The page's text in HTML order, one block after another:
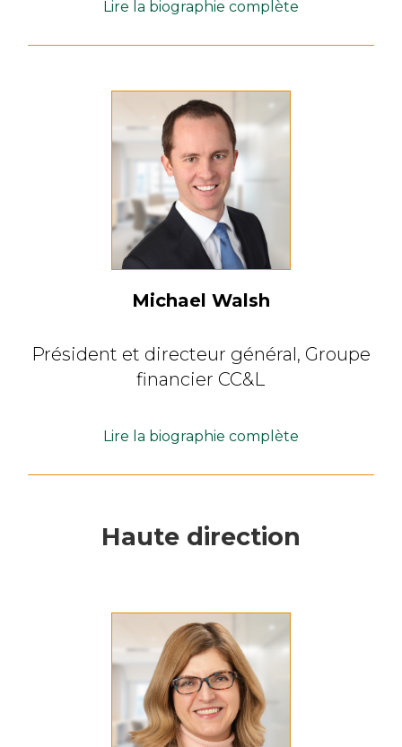
Lire la biographie complète
Michael Walsh
Président et directeur général, Groupe
financier CC&L
Lire la biographie complète
Haute direction